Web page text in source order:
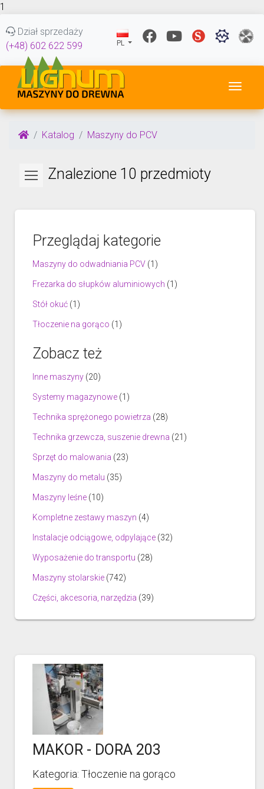
1
Dział sprzedaży
(+48) 602 622 599
PL
Katalog Maszyny do PCV
Znalezione 10 przedmioty
Przeglądaj kategorie
Maszyny do odwadniania PCV (1)
Frezarka do słupków aluminiowych (1)
Stół okuć (1)
Tłoczenie na gorąco (1)
Zobacz też
Inne maszyny (20)
Systemy magazynowe (1)
Technika sprężonego powietrza (28)
Technika grzewcza, suszenie drewna (21)
Sprzęt do malowania (23)
Maszyny do metalu (35)
Maszyny leśne (10)
Kompletne zestawy maszyn (4)
Instalacje odciągowe, odpylające (32)
Wyposażenie do transportu (28)
Maszyny stolarskie (742)
Części, akcesoria, narzędzia (39)
MAKOR - DORA 203
Kategoria: Tłoczenie na gorąco